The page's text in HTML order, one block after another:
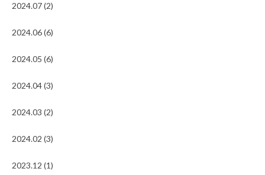
2024.07 (2)
2024.06 (6)
2024.05 (6)
2024.04 (3)
2024.03 (2)
2024.02 (3)
2023.12 (1)